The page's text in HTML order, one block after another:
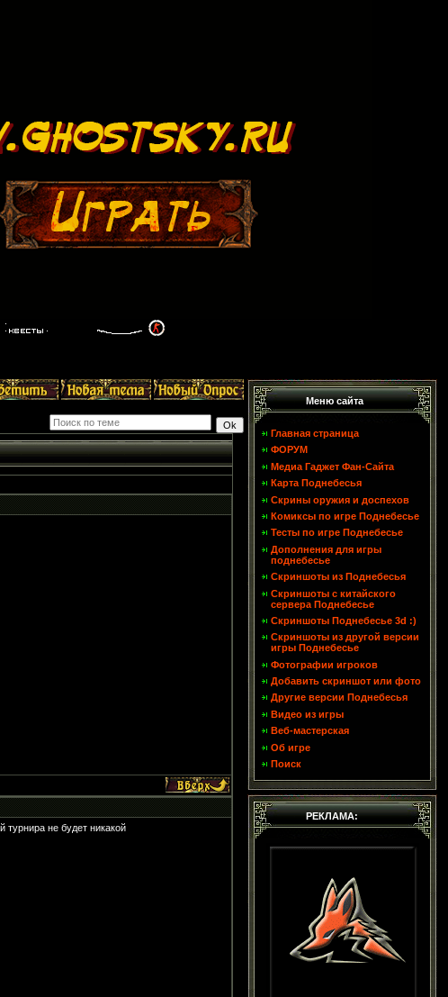
турнира не будет никакой
Меню сайта
Главная страница
ФОРУМ
Медиа Гаджет Фан-Сайта
Карта Поднебесья
Скрины оружия и доспехов
Комиксы по игре Поднебесье
Тесты по игре Поднебесье
Дополнения для игры
поднебесье
Скриншоты из Поднебесья
Скриншоты с китайского
сервера Поднебесье
Скриншоты Поднебесье 3d :)
Скриншоты из другой версии
игры Поднебесье
Фотографии игроков
Добавить скриншот или фото
Другие версии Поднебесья
Видео из игры
Веб-мастерская
Об игре
Поиск
РЕКЛАМА: